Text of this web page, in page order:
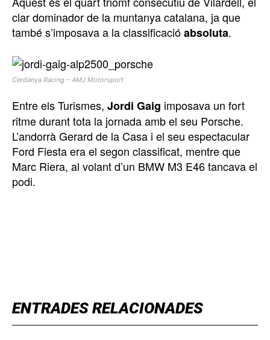
ENTRADES RELACIONADES
clar dominador de la muntanya catalana, ja que
també s’imposava a la classificacióabsoluta.
Cerdanya Racing – AMJ Motorsport
Entre els Turismes, Jordi Gaig imposava un fort
ritme durant tota la jornada amb el seu Porsche.
L’andorrà Gerard de la Casa i el seu espectacular
Ford Fiesta era el segon classificat, mentre que
Marc Riera, al volant d’un BMW M3 E46 tancava el
podi.